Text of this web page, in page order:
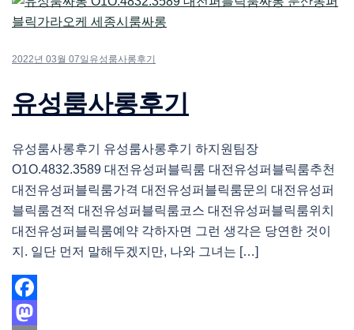
2022년 03월 07일 유성룸사롱후기
유성룸사롱후기
유성룸사롱후기 유성룸사롱후기 하지원팀장
O1O.4832.3589 대전유성퍼블릭룸 대전유성퍼블릭룸추천
대전유성퍼블릭룸가격 대전유성퍼블릭룸문의 대전유성퍼
블릭룸견적 대전유성퍼블릭룸코스 대전유성퍼블릭룸위치
대전유성퍼블릭룸예약 각하자면 그런 생각은 당연한 것이
지. 일단 먼저 말해두겠지만, 나와 그녀는 […]
Facebook